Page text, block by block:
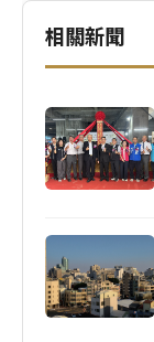
相關新聞